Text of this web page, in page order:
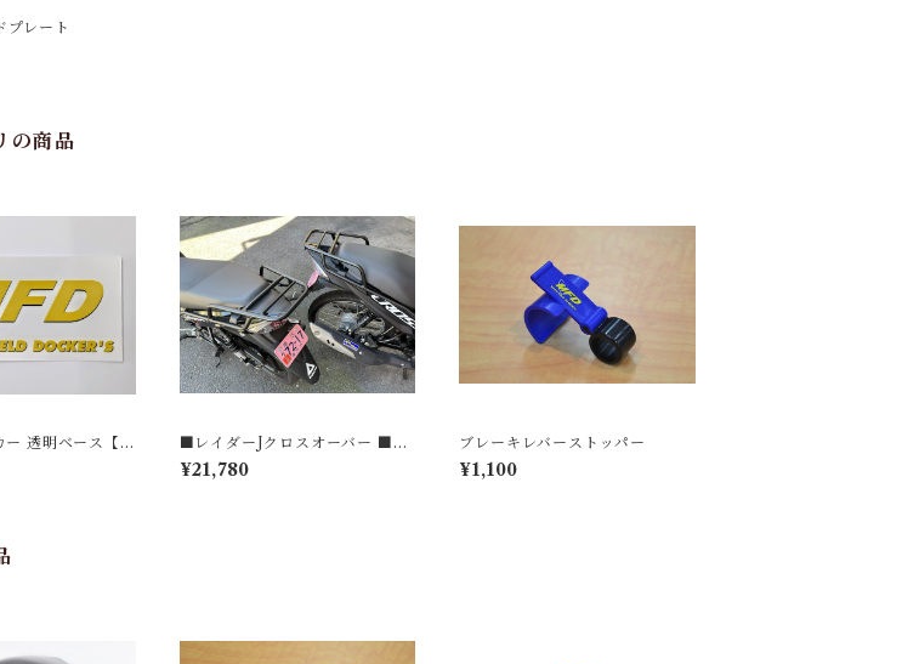
プレート
の商品
透明ベース【2
■レイダーJクロスオーバー ■S
mash Fi /スマッシュ MFDリア
キャリア
¥21,780
ブレーキレバーストッパー
¥1,100